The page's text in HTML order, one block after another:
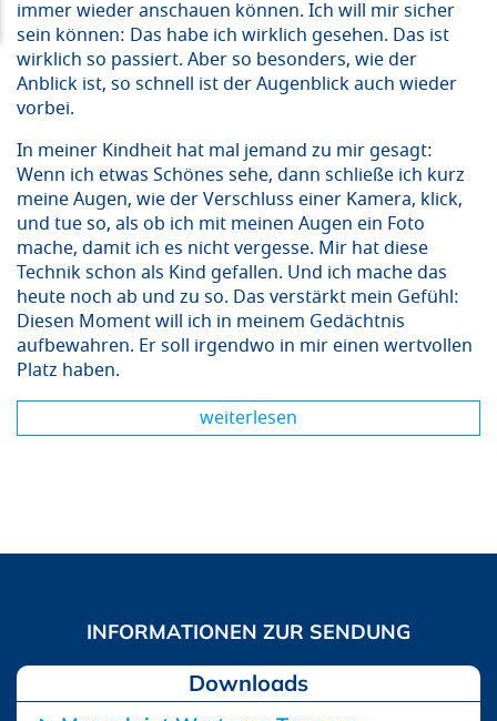
immer wieder anschauen können. Ich will mir sicher
sein können: Das habe ich wirklich gesehen. Das ist
wirklich so passiert. Aber so besonders, wie der
Anblick ist, so schnell ist der Augenblick auch wieder
vorbei.
In meiner Kindheit hat mal jemand zu mir gesagt:
Wenn ich etwas Schönes sehe, dann schließe ich kurz
meine Augen, wie der Verschluss einer Kamera, klick,
und tue so, als ob ich mit meinen Augen ein Foto
mache, damit ich es nicht vergesse. Mir hat diese
Technik schon als Kind gefallen. Und ich mache das
heute noch ab und zu so. Das verstärkt mein Gefühl:
Diesen Moment will ich in meinem Gedächtnis
aufbewahren. Er soll irgendwo in mir einen wertvollen
Platz haben.
weiterlesen
Downloads